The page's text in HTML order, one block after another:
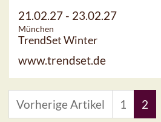
21.02.27 - 23.02.27
München
TrendSet Winter
www.trendset.de
Vorherige Artikel 1 2